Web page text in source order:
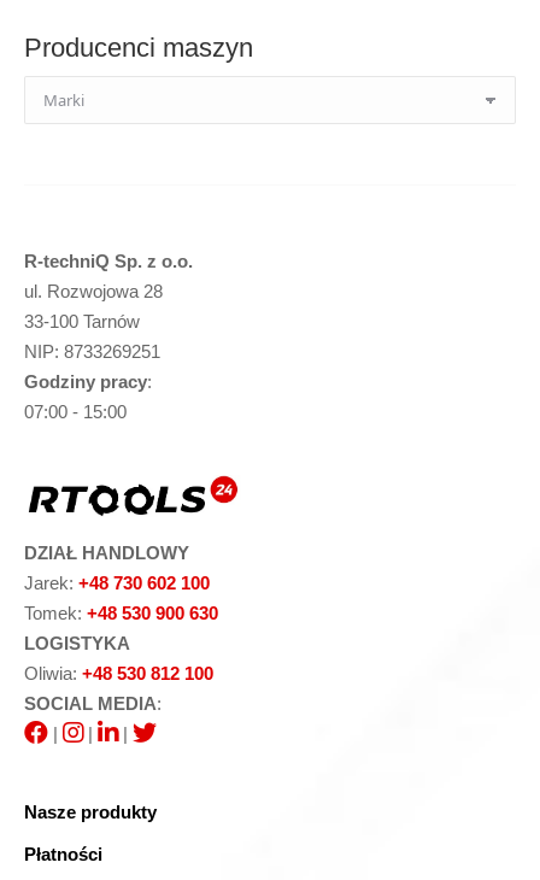
Producenci maszyn
R-techniQ Sp. z o.o.
ul. Rozwojowa 28
33-100 Tarnów
NIP: 8733269251
Godziny pracy:
07:00 - 15:00
DZIAŁ HANDLOWY
Jarek: +48 730 602 100
Tomek: +48 530 900 630
LOGISTYKA
Oliwia: +48 530 812 100
SOCIAL MEDIA:
|
| |
Nasze produkty
Płatności